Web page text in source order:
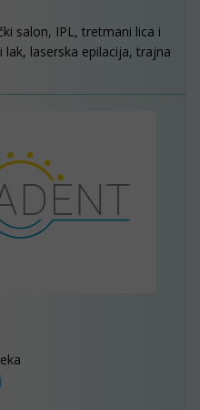
salon, IPL, tretmani lica i
laserska epilacija, trajna